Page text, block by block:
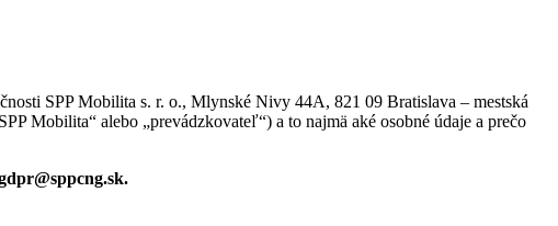
SPP Mobilita s. r. o., Mlynské Nivy 44A, 821 09 Bratislava – mestská
Mobilita“ alebo „prevádzkovateľ“) a to najmä aké osobné údaje a prečo